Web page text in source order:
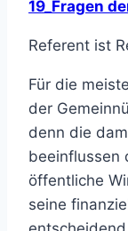
19_Fragen
Referent ist
Für die
der
denn die
beeinflussen
öffentliche
seine